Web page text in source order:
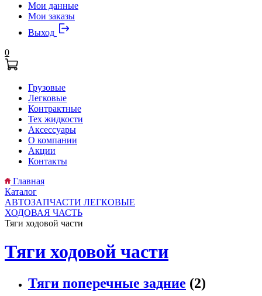
Мои данные
Мои заказы
Выход
0
Грузовые
Легковые
Контрактные
Тех жидкости
Аксессуары
О компании
Акции
Контакты
Главная
Каталог
АВТОЗАПЧАСТИ ЛЕГКОВЫЕ
ХОДОВАЯ ЧАСТЬ
Тяги ходовой части
Тяги ходовой части
Тяги поперечные задние (2)